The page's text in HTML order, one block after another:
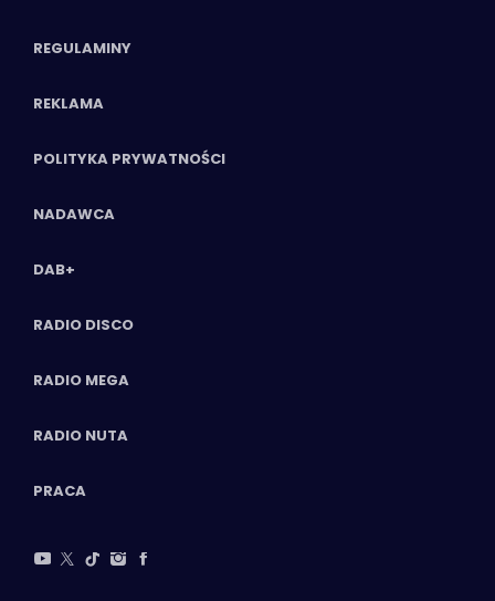
REGULAMINY
REKLAMA
POLITYKA PRYWATNOŚCI
NADAWCA
DAB+
RADIO DISCO
RADIO MEGA
RADIO NUTA
PRACA